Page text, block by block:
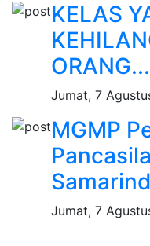
KELAS
ORANG...
Jumat, 7
MGMP
Jumat, 7